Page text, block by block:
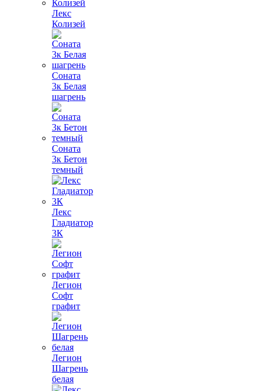
Лекс
Колизей
Соната
3к Белая
шагрень
Соната
3к Бетон
темный
Лекс
Гладиатор
3К
Легион
Софт
графит
Легион
Шагрень
белая